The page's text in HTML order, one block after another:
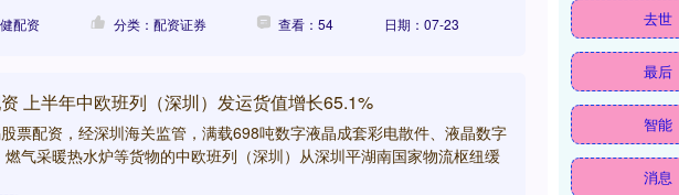
配资 分类：配资证券 查看：54 日期：07-23
上半年中欧班列（深圳）发运货值增长65.1%
票配资，经深圳海关监管，满载698吨数字液晶成套彩电散件、液晶数字
燃气采暖热水炉等货物的中欧班列（深圳）从深圳平湖南国家物流枢纽缓
去世
最后
智能
消息